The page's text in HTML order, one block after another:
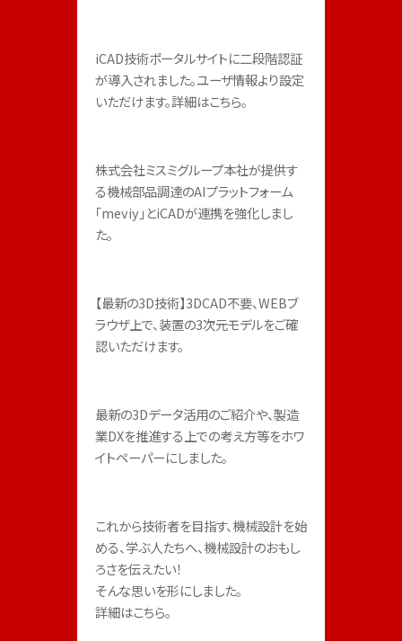
iCAD技術ポータルサイトに二段階認証
が導入されました。ユーザ情報より設定
いただけます。詳細はこちら。
株式会社ミスミグループ本社が提供す
る機械部品調達のAIプラットフォーム
「meviy」とiCADが連携を強化しまし
た。
【最新の3D技術】3DCAD不要、WEBブ
ラウザ上で、装置の3次元モデルをご確
認いただけます。
最新の3Dデータ活用のご紹介や、製造
業DXを推進する上での考え方等をホワ
イトペーパーにしました。
これから技術者を目指す、機械設計を始
める、学ぶ人たちへ、機械設計のおもし
ろさを伝えたい！
そんな思いを形にしました。
詳細はこちら。